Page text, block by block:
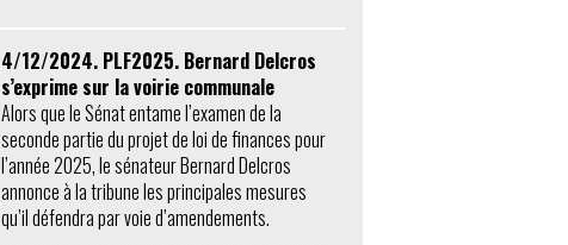
4/12/2024. PLF2025. Bernard Delcros
s’exprime sur la voirie communale
Alors que le Sénat entame l’examen de la
seconde partie du projet de loi de finances pour
l’année 2025, le sénateur Bernard Delcros
annonce à la tribune les principales mesures
qu’il défendra par voie d’amendements.